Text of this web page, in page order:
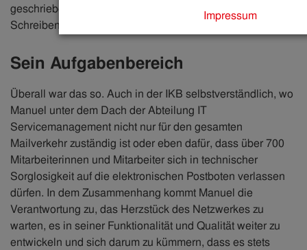
geschrieben. Doch erst, als Manuel Egger (30) gerade das
Schreiben lernte, setzte die E-Mail zu ihrem Siegeszug an.
Sein Aufgabenbereich
Überall war das so. Auch in der IKB selbstverständlich, wo
Manuel unter dem Dach der Abteilung IT
Servicemanagement nicht nur für den gesamten
Mailverkehr zuständig ist oder eben dafür, dass über 700
Mitarbeiterinnen und Mitarbeiter​ sich in technischer
Sorglosigkeit auf die elektronischen Postboten verlassen
dürfen. In dem Zusammenhang kommt Manuel die
Verantwortung zu, das Herzstück des Netzwerkes zu
warten, es in seiner Funktionalität und Qualität weiter zu
entwickeln und sich darum zu kümmern, dass es stets
Impressum